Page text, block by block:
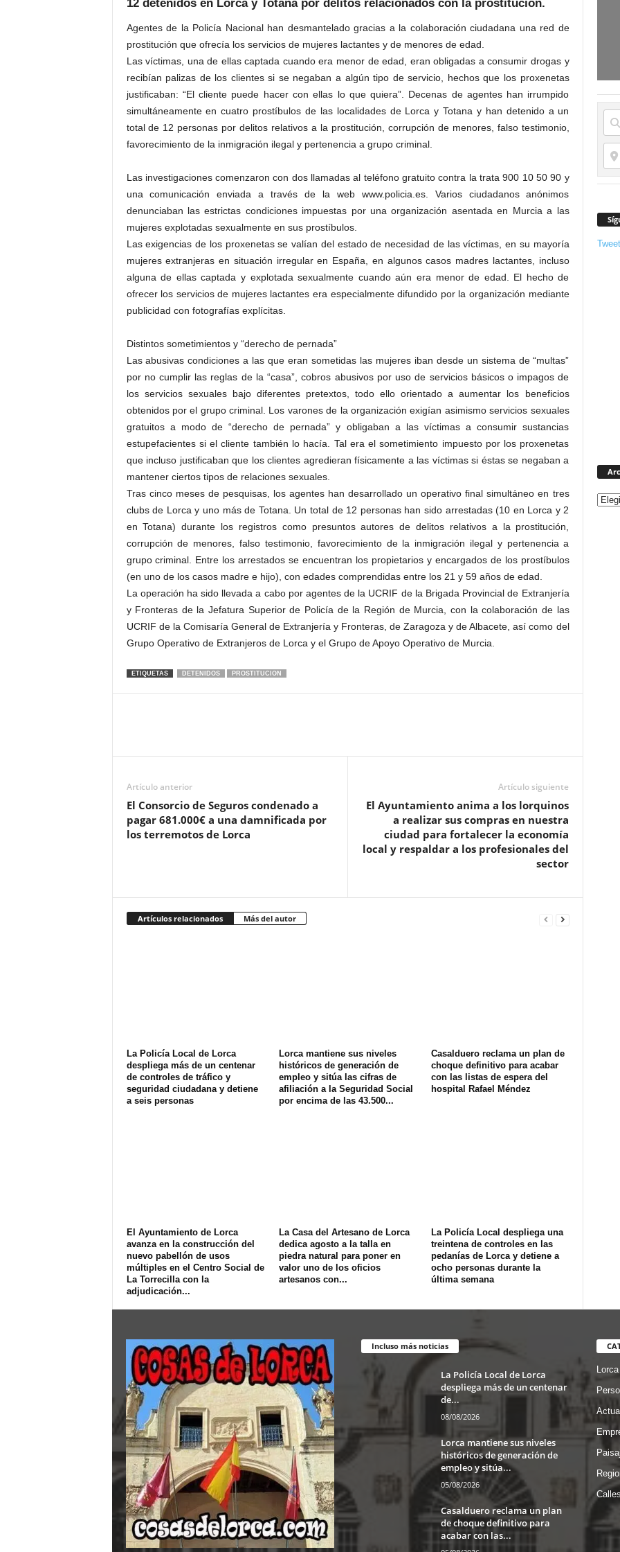
12 detenidos en Lorca y Totana por delitos relacionados con la prostitución.
Agentes de la Policía Nacional han desmantelado gracias a la colaboración ciudadana una red de
prostitución que ofrecía los servicios de mujeres lactantes y de menores de edad.
Las víctimas, una de ellas captada cuando era menor de edad, eran obligadas a consumir drogas y
recibían palizas de los clientes si se negaban a algún tipo de servicio, hechos que los proxenetas
justificaban: “El cliente puede hacer con ellas lo que quiera”. Decenas de agentes han irrumpido
simultáneamente en cuatro prostíbulos de las localidades de Lorca y Totana y han detenido a un
total de 12 personas por delitos relativos a la prostitución, corrupción de menores, falso testimonio,
favorecimiento de la inmigración ilegal y pertenencia a grupo criminal.
Las investigaciones comenzaron con dos llamadas al teléfono gratuito contra la trata 900 10 50 90 y
una comunicación enviada a través de la web www.policia.es. Varios ciudadanos anónimos
denunciaban las estrictas condiciones impuestas por una organización asentada en Murcia a las
mujeres explotadas sexualmente en sus prostíbulos.
Las exigencias de los proxenetas se valían del estado de necesidad de las víctimas, en su mayoría
mujeres extranjeras en situación irregular en España, en algunos casos madres lactantes, incluso
alguna de ellas captada y explotada sexualmente cuando aún era menor de edad. El hecho de
ofrecer los servicios de mujeres lactantes era especialmente difundido por la organización mediante
publicidad con fotografías explícitas.
Distintos sometimientos y “derecho de pernada”
Las abusivas condiciones a las que eran sometidas las mujeres iban desde un sistema de “multas”
por no cumplir las reglas de la “casa”, cobros abusivos por uso de servicios básicos o impagos de
los servicios sexuales bajo diferentes pretextos, todo ello orientado a aumentar los beneficios
obtenidos por el grupo criminal. Los varones de la organización exigían asimismo servicios sexuales
gratuitos a modo de “derecho de pernada” y obligaban a las víctimas a consumir sustancias
estupefacientes si el cliente también lo hacía. Tal era el sometimiento impuesto por los proxenetas
que incluso justificaban que los clientes agredieran físicamente a las víctimas si éstas se negaban a
mantener ciertos tipos de relaciones sexuales.
Tras cinco meses de pesquisas, los agentes han desarrollado un operativo final simultáneo en tres
clubs de Lorca y uno más de Totana. Un total de 12 personas han sido arrestadas (10 en Lorca y 2
en Totana) durante los registros como presuntos autores de delitos relativos a la prostitución,
corrupción de menores, falso testimonio, favorecimiento de la inmigración ilegal y pertenencia a
grupo criminal. Entre los arrestados se encuentran los propietarios y encargados de los prostíbulos
(en uno de los casos madre e hijo), con edades comprendidas entre los 21 y 59 años de edad.
La operación ha sido llevada a cabo por agentes de la UCRIF de la Brigada Provincial de Extranjería
y Fronteras de la Jefatura Superior de Policía de la Región de Murcia, con la colaboración de las
UCRIF de la Comisaría General de Extranjería y Fronteras, de Zaragoza y de Albacete, así como del
Grupo Operativo de Extranjeros de Lorca y el Grupo de Apoyo Operativo de Murcia.
ETIQUETAS DETENIDOS PROSTITUCION
Artículo anterior
El Consorcio de Seguros condenado a
pagar 681.000€ a una damnificada por
los terremotos de Lorca
Artículo siguiente
El Ayuntamiento anima a los lorquinos
a realizar sus compras en nuestra
ciudad para fortalecer la economía
local y respaldar a los profesionales del
sector
Artículos relacionados Más del autor
La Policía Local de Lorca
despliega más de un centenar
de controles de tráfico y
seguridad ciudadana y detiene
a seis personas
Lorca mantiene sus niveles
históricos de generación de
empleo y sitúa las cifras de
afiliación a la Seguridad Social
por encima de las 43.500...
Casalduero reclama un plan de
choque definitivo para acabar
con las listas de espera del
hospital Rafael Méndez
El Ayuntamiento de Lorca
avanza en la construcción del
nuevo pabellón de usos
múltiples en el Centro Social de
La Torrecilla con la
adjudicación...
La Casa del Artesano de Lorca
dedica agosto a la talla en
piedra natural para poner en
valor uno de los oficios
artesanos con...
La Policía Local despliega una
treintena de controles en las
pedanías de Lorca y detiene a
ocho personas durante la
última semana
Incluso más noticias
La Policía Local de Lorca
despliega más de un centenar
de...
08/08/2026
Lorca mantiene sus niveles
históricos de generación de
empleo y sitúa...
05/08/2026
Casalduero reclama un plan
de choque definitivo para
acabar con las...
Lorca